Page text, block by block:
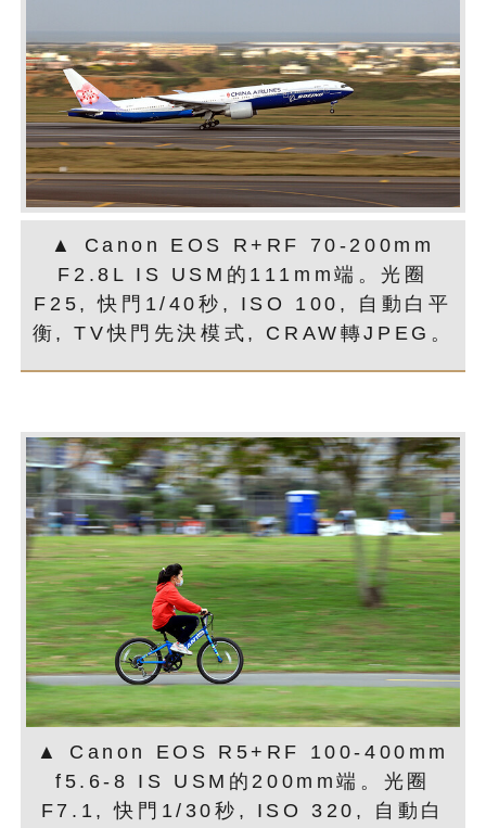
▲ Canon EOS R+RF 70-200mm
F2.8L IS USM的111mm端。光圈
F25, 快門1/40秒, ISO 100, 自動白平
衡, TV快門先決模式, CRAW轉JPEG。
▲ Canon EOS R5+RF 100-400mm
f5.6-8 IS USM的200mm端。光圈
F7.1, 快門1/30秒, ISO 320, 自動白